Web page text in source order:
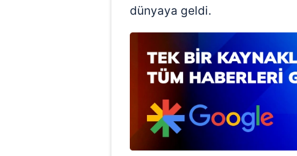
dünyaya geldi.